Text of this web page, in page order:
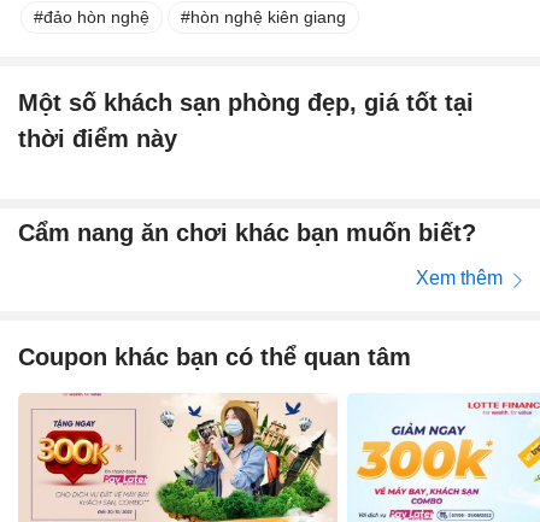
đảo hòn nghệ hòn nghệ kiên giang
Một số khách sạn phòng đẹp, giá tốt tại
thời điểm này
Cẩm nang ăn chơi khác bạn muốn biết?
Xem thêm
Coupon khác bạn có thể quan tâm